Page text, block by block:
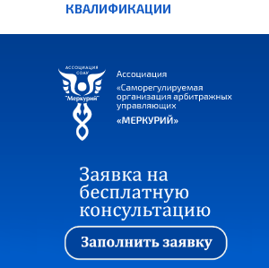
КВАЛИФИКАЦИИ